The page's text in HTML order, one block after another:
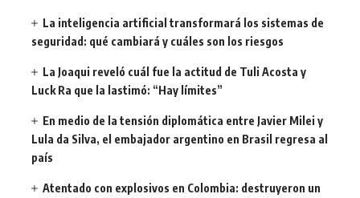
La inteligencia artificial transformará los sistemas de
seguridad: qué cambiará y cuáles son los riesgos
La Joaqui reveló cuál fue la actitud de Tuli Acosta y
Luck Ra que la lastimó: “Hay límites”
En medio de la tensión diplomática entre Javier Milei y
Lula da Silva, el embajador argentino en Brasil regresa al
país
Atentado con explosivos en Colombia: destruyeron un